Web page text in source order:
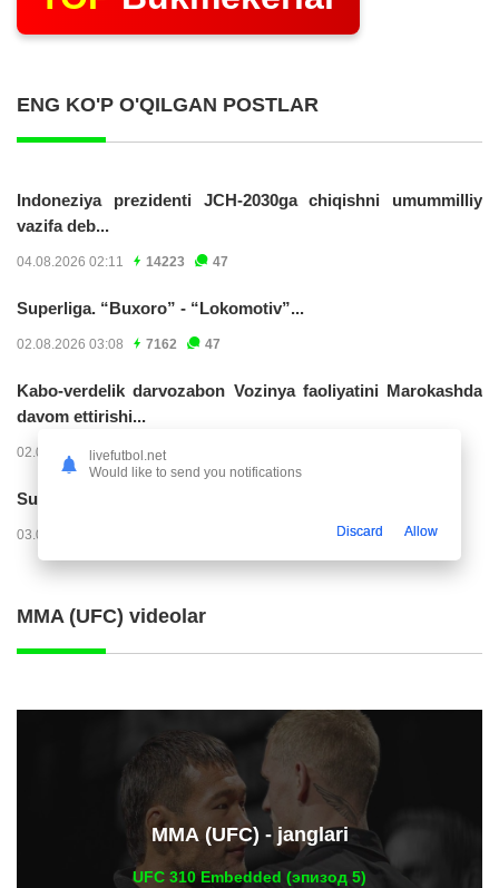
ENG KO'P O'QILGAN POSTLAR
Indoneziya prezidenti JCH-2030ga chiqishni umummilliy
vazifa deb...
04.08.2026 02:11 14223 47
Superliga. “Buxoro” - “Lokomotiv”...
02.08.2026 03:08 7162 47
Kabo-verdelik darvozabon Vozinya faoliyatini Marokashda
davom ettirishi...
02.08.2026 01:08 3903
Superliga. "Dinamo" – "Neftchi" (matnli...
03.08.2026 20:32
MMA (UFC) videolar
ММА (UFC) - janglari
UFC 310 Embedded (эпизод 5)
livefutbol.net
Would like to send you notifications
Discard Allow